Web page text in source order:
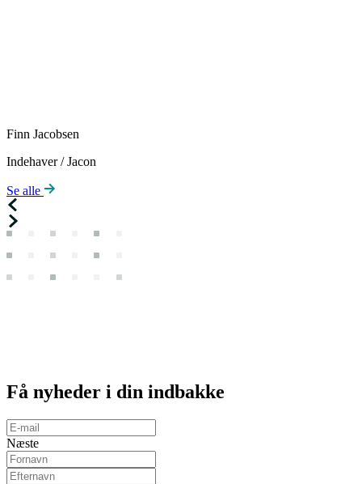
Finn Jacobsen
Indehaver / Jacon
Se alle
Få nyheder i din indbakke
Næste